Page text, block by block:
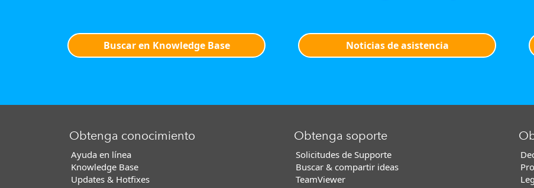
Buscar en Knowledge Base Noticias de asistencia
Obtenga conocimiento
Ayuda en línea
Knowledge Base
Updates & Hotfixes
Obtenga soporte
Solicitudes de Supporte
Buscar & compartir ideas
TeamViewer